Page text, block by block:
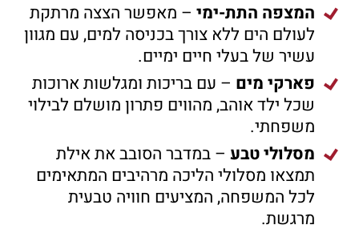
המצפה התת-ימי– מאפשר הצצה מרתקת
לעולם הים ללא צורך בכניסה למים, עם מגוון
עשיר של בעלי חיים ימיים.
פארקי מים – עם בריכות ומגלשות ארוכות
שכל ילד אוהב, מהווים פתרון מושלם לבילוי
משפחתי.
מסלולי טבע– במדבר הסובב את אילת
תמצאו מסלולי הליכה מרהיבים המתאימים
לכל המשפחה, המציעים חוויה טבעית
מרגשת.